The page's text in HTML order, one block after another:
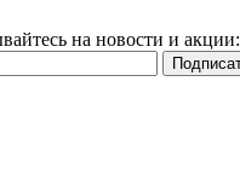
на новости и акции: